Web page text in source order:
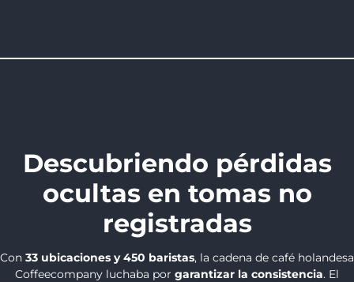
Descubriendo pérdidas
ocultas en tomas no
registradas
Con 33 ubicaciones y 450 baristas, la cadena de café holandesa
Coffeecompany luchaba por garantizar la consistencia. El